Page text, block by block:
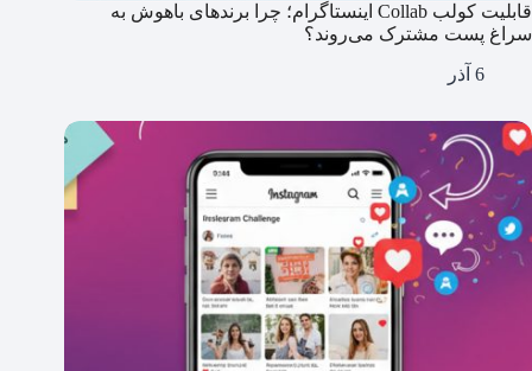
قابلیت کولب Collab اینستاگرام؛ چرا برندهای باهوش به
سراغ پست مشترک می‌روند؟
6 آذر